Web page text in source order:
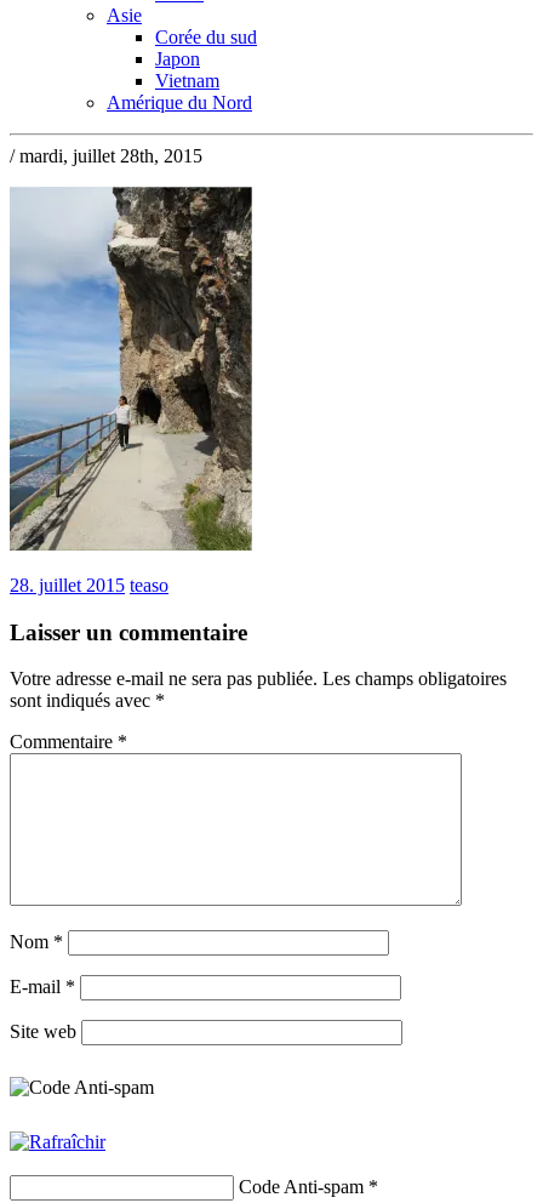
Asie
Corée du sud
Japon
Vietnam
Amérique du Nord
/ mardi, juillet 28th, 2015
28. juillet 2015 teaso
Laisser un commentaire
Votre adresse e-mail ne sera pas publiée. Les champs obligatoires
sont indiqués avec *
Commentaire *
Nom *
E-mail *
Site web
Code Anti-spam *